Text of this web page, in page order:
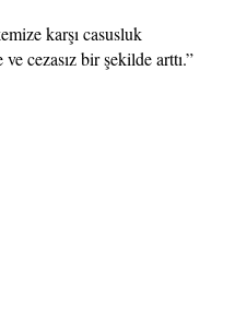
karşı casusluk
cezasız bir şekilde arttı.”